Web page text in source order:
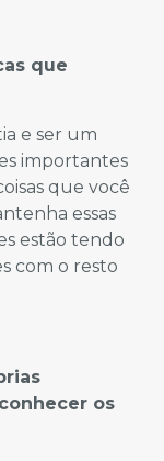
que
e ser um
importantes
que você
essas
estão tendo
com o resto
os